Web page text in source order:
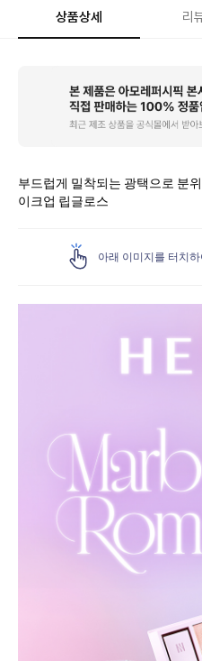
상품상세 리
부드럽게 밀착되는 광택으로 분
이크업 립글로스
아래 이미지를 터치